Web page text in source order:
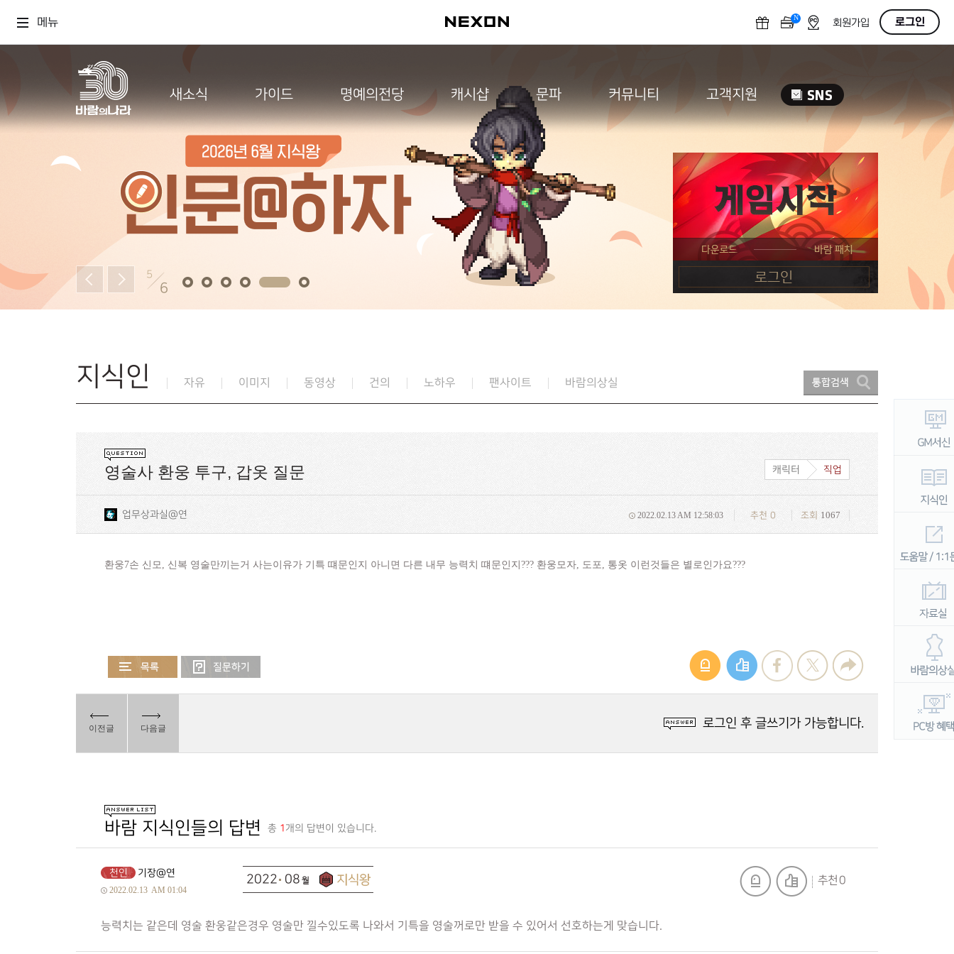
메뉴 N OFF회원가입 로그인
새소식 가이드 명예의전당 캐시샵 문파 커뮤니티 고객지원
5
6
지식인 자유 이미지 동영상 건의 노하우 팬사이트 바람의상실
영술사 환웅 투구, 갑옷 질문 캐릭터 직업
업무상과실@연 조회1067
추천0
2022.02.13 AM 12:58:03
환웅7손 신모, 신복 영술만끼는거 사는이유가 기특 떄문인지 아니면 다른 내무 능력치 떄문인지??? 환웅모자, 도포, 통옷 이런것들은 별로인가요???
이전글 다음글 로그인 후 글쓰기가 가능합니다.
바람 지식인들의 답변 총 1 개의 답변이 있습니다.
천인 기장@연
2022.02.13 AM 01:04
능력치는 같은데 영술 환웅같은경우 영술만 낄수있도록 나와서 기특을 영술꺼로만 받을 수 있어서 선호하는게 맞습니다.
2022 08 추천 0